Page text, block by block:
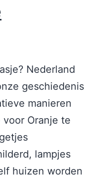
Nederland
geschiedenis
manieren
Oranje te
lampjes
huizen worden